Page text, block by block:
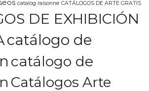
catalog raisonne CATÁLOGOS DE ARTE GRATIS
DE EXHIBICIÓN
catálogo de
catálogo de
Catálogos Arte